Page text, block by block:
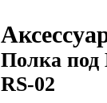
Полка под
RS-02